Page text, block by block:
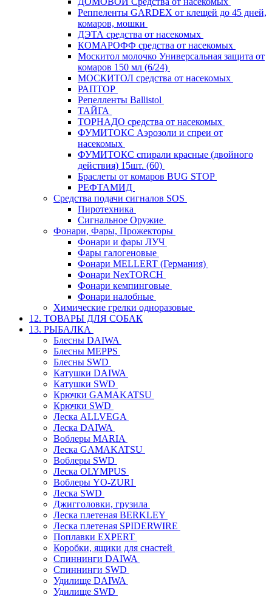
Реппеленты GARDEX от клещей до 45 дней,
комаров, мошки
ДЭТА средства от насекомых
КОМАРОФФ средства от насекомых
Москитол молочко Универсальная защита от
комаров 150 мл (6/24)
МОСКИТОЛ средства от насекомых
РАПТОР
Репелленты Ballistol
ТАЙГА
ТОРНАДО средства от насекомых
ФУМИТОКС Аэрозоли и спреи от
насекомых
ФУМИТОКС спирали красные (двойного
действия) 15шт. (60)
Браслеты от комаров BUG STOP
РЕФТАМИД
Средства подачи сигналов SOS
Пиротехника
Сигнальное Оружие
Фонари, Фары, Прожекторы
Фонари и фары ЛУЧ
Фары галогеновые
Фонари MELLERT (Германия)
Фонари NexTORCH
Фонари кемпинговые
Фонари налобные
Химические грелки одноразовые
12. ТОВАРЫ ДЛЯ СОБАК
13. РЫБАЛКА
Блесны DAIWA
Блесны MEPPS
Блесны SWD
Катушки DAIWA
Катушки SWD
Крючки GAMAKATSU
Крючки SWD
Леска ALLVEGA
Леска DAIWA
Воблеры MARIA
Леска GAMAKATSU
Воблеры SWD
Леска OLYMPUS
Воблеры YO-ZURI
Леска SWD
Джигголовки, грузила
Леска плетеная BERKLEY
Леска плетеная SPIDERWIRE
Поплавки EXPERT
Коробки, ящики для снастей
Спиннинги DAIWA
Спиннинги SWD
Удилище DAIWA
Удилище SWD